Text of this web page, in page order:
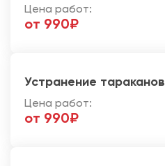
Цена работ:
от 990₽
Устранение тараканов
Цена работ:
от 990₽